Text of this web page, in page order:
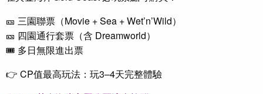
🎫 三園聯票（Movie + Sea + Wet’n’Wild）
🎫 四園通行套票（含 Dreamworld）
🎟 多日無限進出票
👉 CP值最高玩法：玩3–4天完整體驗